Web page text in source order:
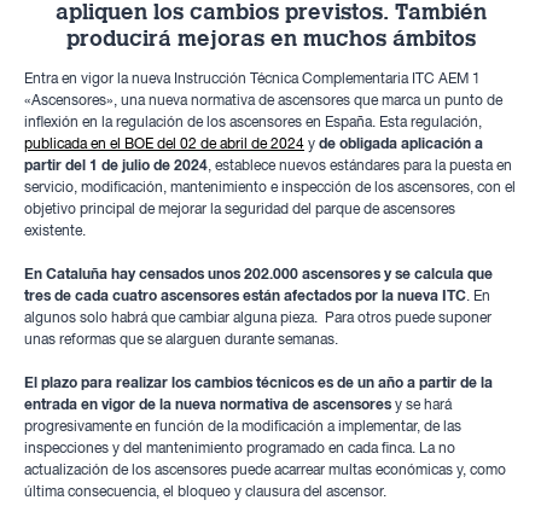
apliquen los cambios previstos. También
producirá mejoras en muchos ámbitos
Entra en vigor la nueva Instrucción Técnica Complementaria ITC AEM 1
«Ascensores», una nueva normativa de ascensores que marca un punto de
inflexión en la regulación de los ascensores en España. Esta regulación,
publicada en el BOE del 02 de abril de 2024 y de obligada aplicación a
partir del 1 de julio de 2024, establece nuevos estándares para la puesta en
servicio, modificación, mantenimiento e inspección de los ascensores, con el
objetivo principal de mejorar la seguridad del parque de ascensores
existente.
En Cataluña hay censados unos 202.000 ascensores y se calcula que
tres de cada cuatro ascensores están afectados por la nueva ITC. En
algunos solo habrá que cambiar alguna pieza. Para otros puede suponer
unas reformas que se alarguen durante semanas.
El plazo para realizar los cambios técnicos es de un año a partir de la
entrada en vigor de la nueva normativa de ascensores y se hará
progresivamente en función de la modificación a implementar, de las
inspecciones y del mantenimiento programado en cada finca. La no
actualización de los ascensores puede acarrear multas económicas y, como
última consecuencia, el bloqueo y clausura del ascensor.